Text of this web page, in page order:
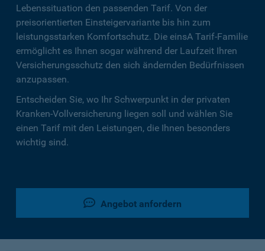
Lebenssituation den passenden Tarif. Von der
preisorientierten Einsteigervariante bis hin zum
leistungsstarken Komfortschutz. Die einsA Tarif-Familie
ermöglicht es Ihnen sogar während der Laufzeit Ihren
Versicherungsschutz den sich ändernden Bedürfnissen
anzupassen.
Entscheiden Sie, wo Ihr Schwerpunkt in der privaten
Kranken-Vollversicherung liegen soll und wählen Sie
einen Tarif mit den Leistungen, die Ihnen besonders
wichtig sind.
Angebot anfordern